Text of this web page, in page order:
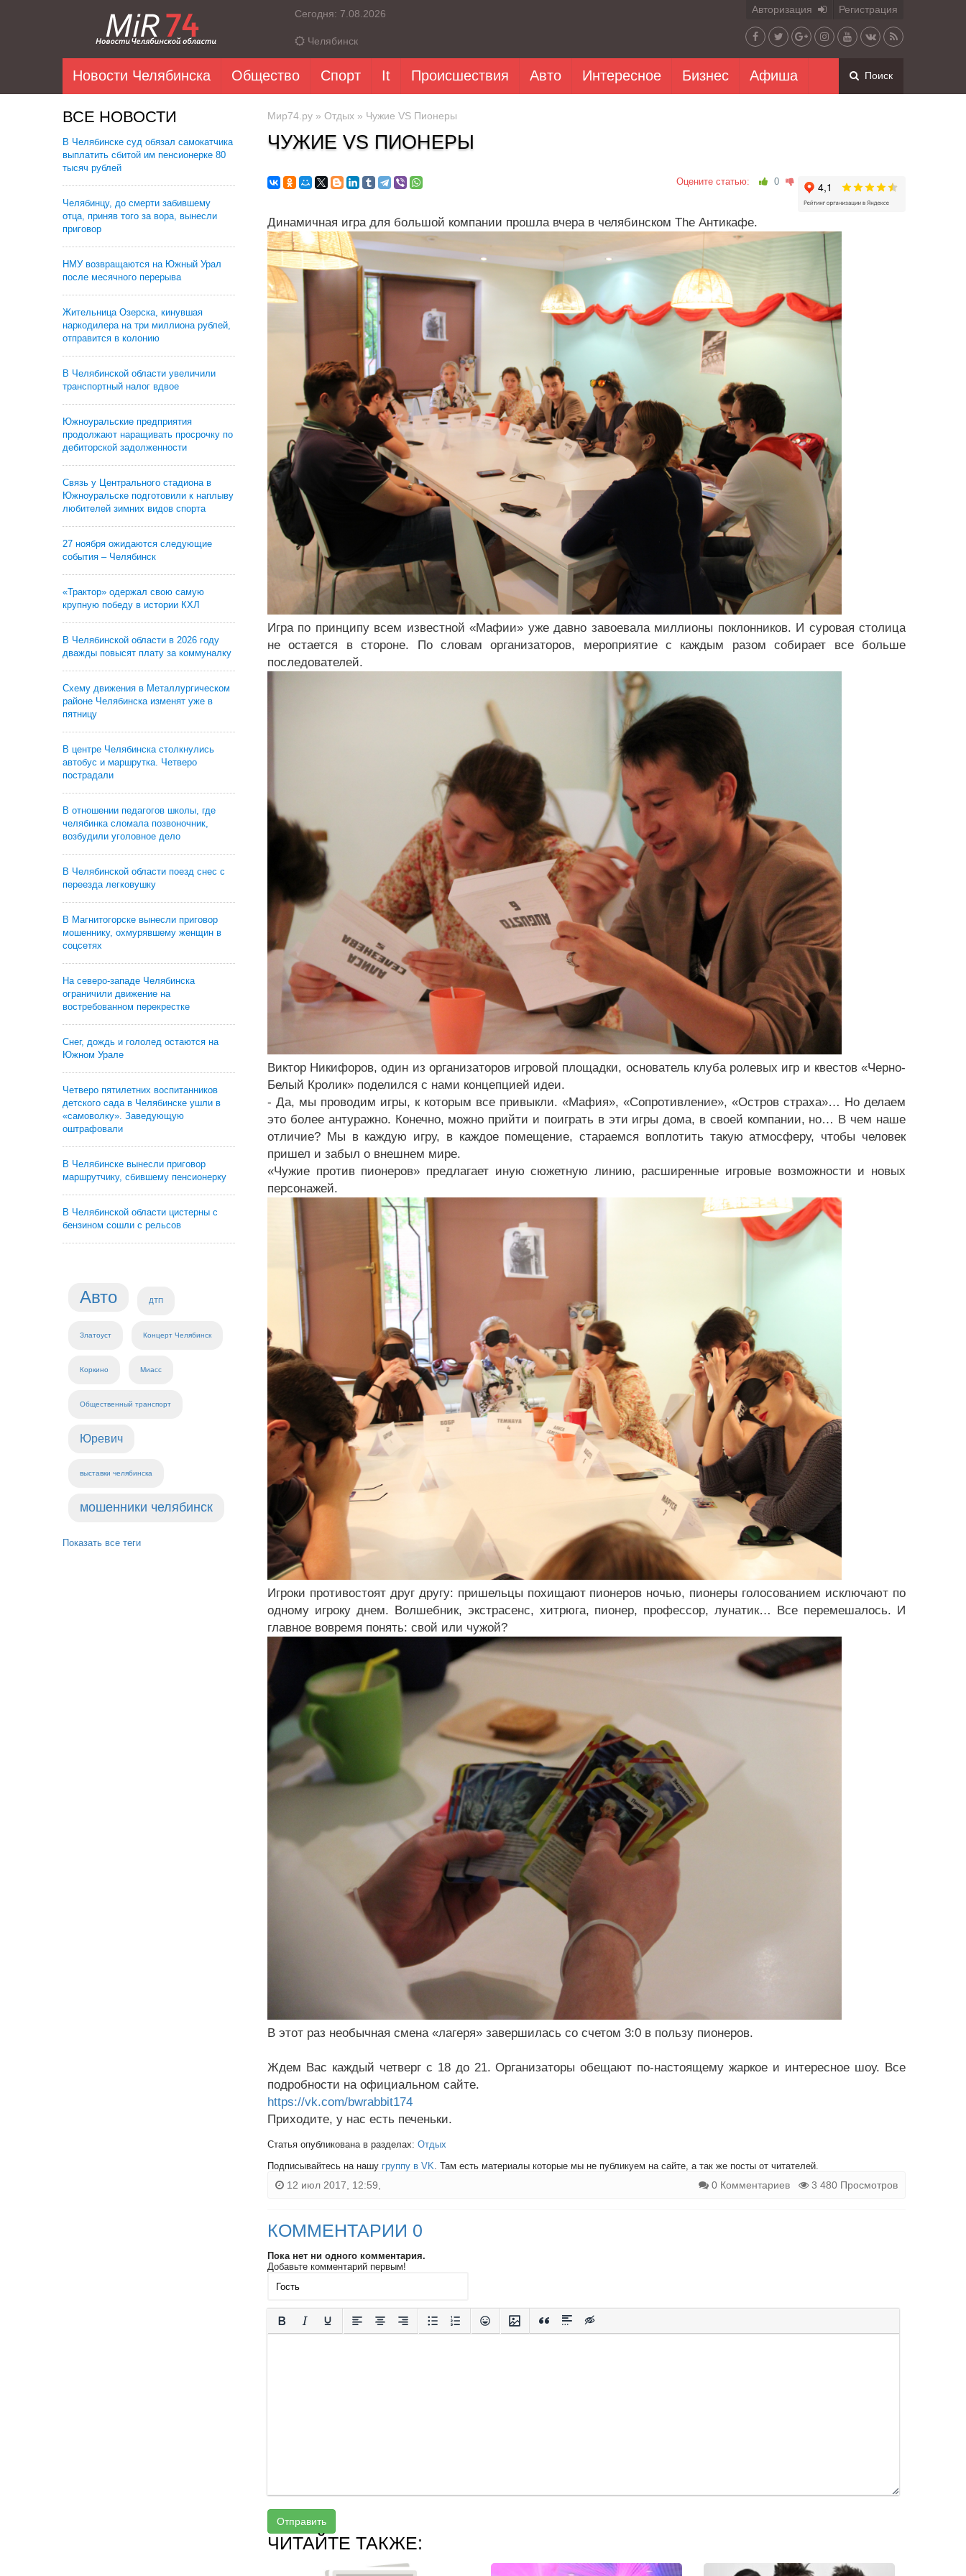
Сегодня: 7.08.2026
Челябинск
Авторизация Регистрация
Новости Челябинска Общество Спорт It Происшествия Авто Интересное Бизнес Афиша Поиск
ВСЕ НОВОСТИ
В Челябинске суд обязал самокатчика
выплатить сбитой им пенсионерке 80
тысяч рублей
Челябинцу, до смерти забившему
отца, приняв того за вора, вынесли
приговор
НМУ возвращаются на Южный Урал
после месячного перерыва
Жительница Озерска, кинувшая
наркодилера на три миллиона рублей,
отправится в колонию
В Челябинской области увеличили
транспортный налог вдвое
Южноуральские предприятия
продолжают наращивать просрочку по
дебиторской задолженности
Связь у Центрального стадиона в
Южноуральске подготовили к наплыву
любителей зимних видов спорта
27 ноября ожидаются следующие
события – Челябинск
«Трактор» одержал свою самую
крупную победу в истории КХЛ
В Челябинской области в 2026 году
дважды повысят плату за коммуналку
Схему движения в Металлургическом
районе Челябинска изменят уже в
пятницу
В центре Челябинска столкнулись
автобус и маршрутка. Четверо
пострадали
В отношении педагогов школы, где
челябинка сломала позвоночник,
возбудили уголовное дело
В Челябинской области поезд снес с
переезда легковушку
В Магнитогорске вынесли приговор
мошеннику, охмурявшему женщин в
соцсетях
На северо-западе Челябинска
ограничили движение на
востребованном перекрестке
Снег, дождь и гололед остаются на
Южном Урале
Четверо пятилетних воспитанников
детского сада в Челябинске ушли в
«самоволку». Заведующую
оштрафовали
В Челябинске вынесли приговор
маршрутчику, сбившему пенсионерку
В Челябинской области цистерны с
бензином сошли с рельсов
Авто ДТП
Златоуст Концерт Челябинск
Коркино Миасс
Общественный транспорт
Юревич
выставки челябинска
мошенники челябинск
Показать все теги
Мир74.ру » Отдых » Чужие VS Пионеры
ЧУЖИЕ VS ПИОНЕРЫ
Оцените статью: 0
Динамичная игра для большой компании прошла вчера в челябинском The Антикафе.
Игра по принципу всем известной «Мафии» уже давно завоевала миллионы поклонников. И суровая столица
не остается в стороне. По словам организаторов, мероприятие с каждым разом собирает все больше
последователей.
Виктор Никифоров, один из организаторов игровой площадки, основатель клуба ролевых игр и квестов «Черно-
Белый Кролик» поделился с нами концепцией идеи.
- Да, мы проводим игры, к которым все привыкли. «Мафия», «Сопротивление», «Остров страха»… Но делаем
это более антуражно. Конечно, можно прийти и поиграть в эти игры дома, в своей компании, но… В чем наше
отличие? Мы в каждую игру, в каждое помещение, стараемся воплотить такую атмосферу, чтобы человек
пришел и забыл о внешнем мире.
«Чужие против пионеров» предлагает иную сюжетную линию, расширенные игровые возможности и новых
персонажей.
Игроки противостоят друг другу: пришельцы похищают пионеров ночью, пионеры голосованием исключают по
одному игроку днем. Волшебник, экстрасенс, хитрюга, пионер, профессор, лунатик… Все перемешалось. И
главное вовремя понять: свой или чужой?
В этот раз необычная смена «лагеря» завершилась со счетом 3:0 в пользу пионеров.
Ждем Вас каждый четверг с 18 до 21. Организаторы обещают по-настоящему жаркое и интересное шоу. Все
подробности на официальном сайте.
https://vk.com/bwrabbit174
Приходите, у нас есть печеньки.
Статья опубликована в разделах: Отдых
Подписывайтесь на нашу группу в VK. Там есть материалы которые мы не публикуем на сайте, а так же посты от читателей.
12 июл 2017, 12:59, 0 Комментариев 3 480 Просмотров
КОММЕНТАРИИ 0
Пока нет ни одного комментария.
Добавьте комментарий первым!
Отправить
ЧИТАЙТЕ ТАКЖЕ: